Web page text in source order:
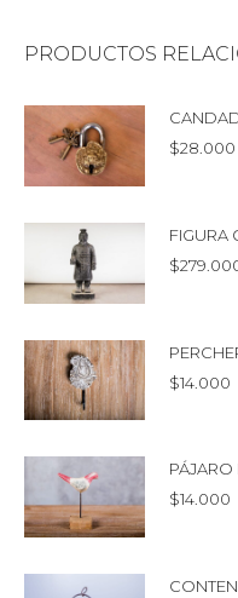
PRODUCTOS
$28.000
FIGURA
$
$14.000
$14.000